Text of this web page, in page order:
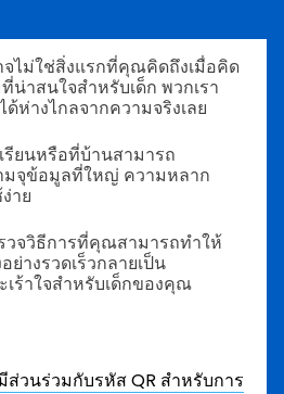
จไม่ใช่สิ่งแรกที่คุณคิดถึงเมื่อคิด
าสนใจสำหรับเด็ก พวกเรา
ห่างไกลจากความจริงเลย
รียนหรือที่บ้านสามารถ
มจุข้อมูลที่ใหญ่ ความหลาก
าย
วจวิธีการที่คุณสามารถทำให้
างรวดเร็วกลายเป็น
ร้าใจสำหรับเด็กของคุณ
ส่วนร่วมกับรหัส QR สำหรับการ